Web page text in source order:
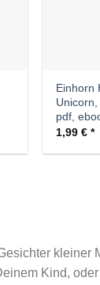
Einhorn
Unicorn,
pdf,
1,99€
kleiner
Kind,